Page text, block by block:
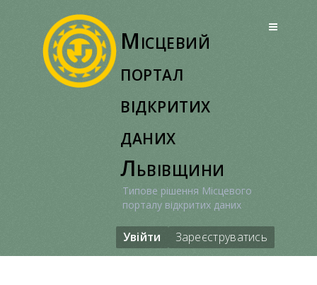
Місцевий
портал
відкритих
даних
Львівщини
Типове рішення Місцевого
порталу відкритих даних
Увійти Зареєструватись